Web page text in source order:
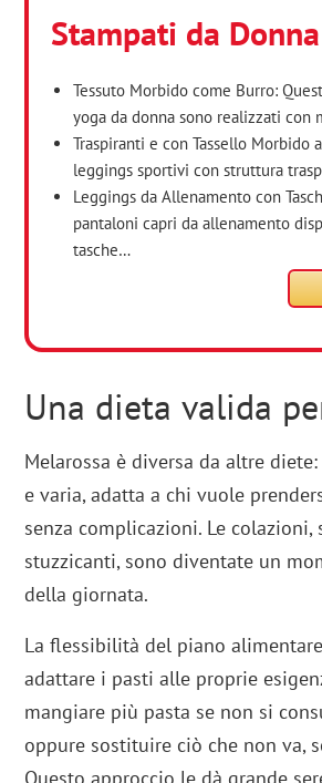
Stampati da
Tessuto Morbido come Burro:
yoga da donna sono realizzati con
Traspiranti e con Tassello Morbido
leggings sportivi con struttura
Leggings da Allenamento con
pantaloni capri da allenamento
tasche…
Una dieta valida
Melarossa è diversa da altre
e varia, adatta a chi vuole
senza complicazioni. Le colazioni,
stuzzicanti, sono diventate un
della giornata.
La flessibilità del piano
adattare i pasti alle proprie
mangiare più pasta se non si
oppure sostituire ciò che non va,
Questo approccio le dà grande